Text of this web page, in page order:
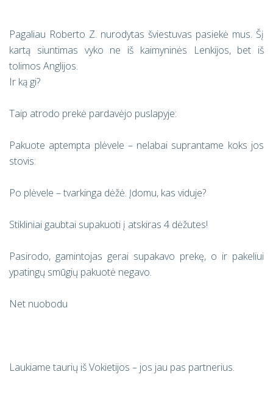
Pagaliau Roberto Z. nurodytas šviestuvas pasiekė mus. Šį
kartą siuntimas vyko ne iš kaimyninės Lenkijos, bet iš
tolimos Anglijos.
Ir ką gi?
Taip atrodo prekė pardavėjo puslapyje:
Pakuote aptempta plėvele – nelabai suprantame koks jos
stovis:
Po plėvele – tvarkinga dėžė. Įdomu, kas viduje?
Stikliniai gaubtai supakuoti į atskiras 4 dėžutes!
Pasirodo, gamintojas gerai supakavo prekę, o ir pakeliui
ypatingų smūgių pakuotė negavo.
Net nuobodu
Laukiame taurių iš Vokietijos – jos jau pas partnerius.